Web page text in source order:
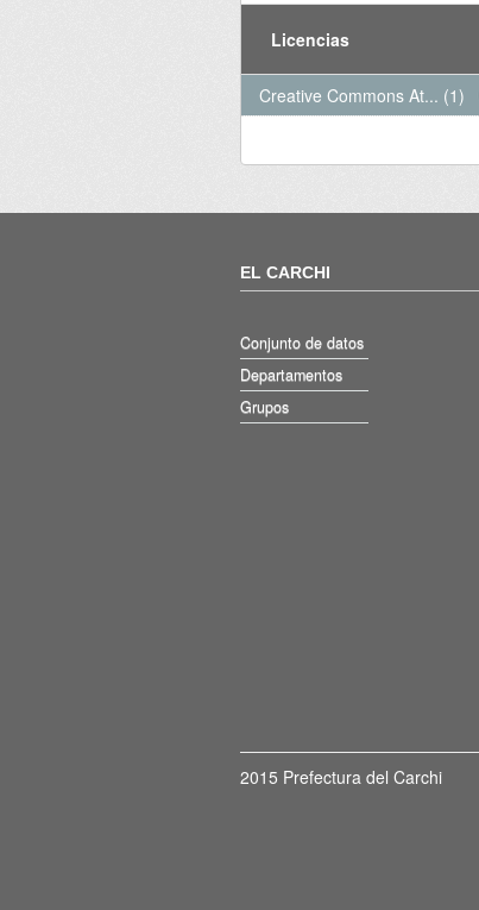
Licencias
Creative Commons At... (1)
EL CARCHI
Conjunto de datos
Departamentos
Grupos
2015 Prefectura del Carchi